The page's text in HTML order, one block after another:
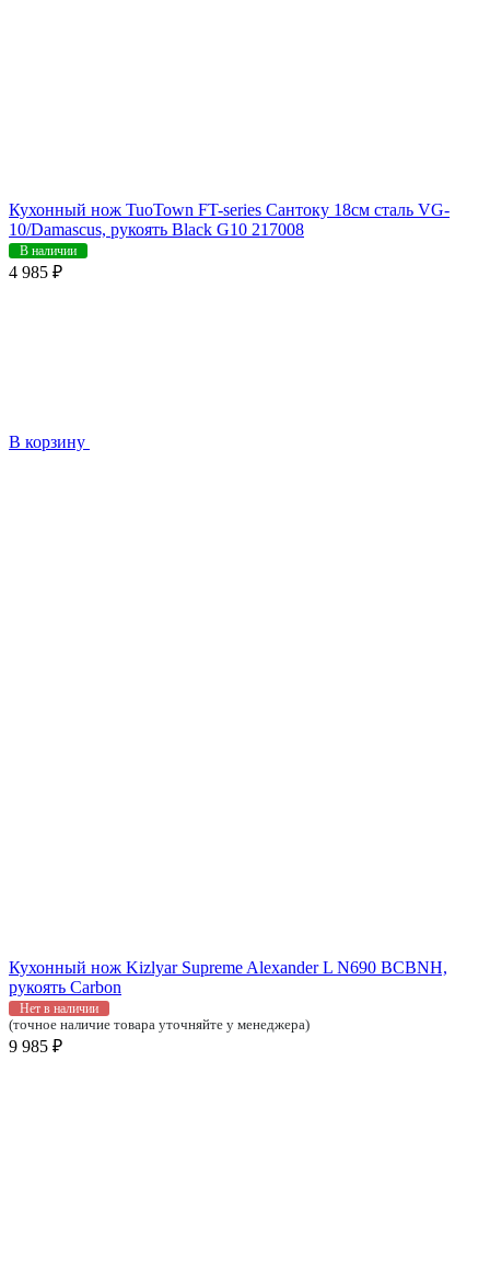
Кухонный нож TuoTown FT-series Сантоку 18см сталь VG-
10/Damascus, рукоять Black G10 217008
В наличии
4 985 ₽
В корзину
Кухонный нож Kizlyar Supreme Alexander L N690 BCBNH,
рукоять Carbon
Нет в наличии
(точное наличие товара уточняйте у менеджера)
9 985 ₽